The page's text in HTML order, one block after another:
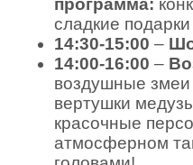
программа:
сладкие подарки
14:30-15:00 –
14:00-16:00 –
воздушные
вертушки
красочные
атмосферном